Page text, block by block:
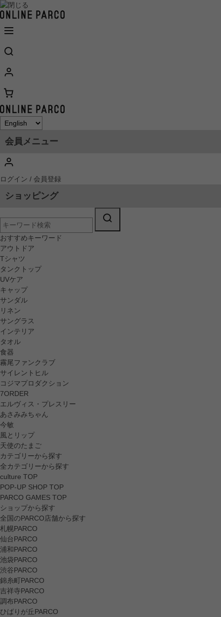
会員メニュー
ログイン / 会員登録
ショッピング
おすすめキーワード
アウトドア
Tシャツ
タンクトップ
UVケア
キャップ
サンダル
リネン
サングラス
インテリア
タオル
食器
霧尾ファンクラブ
サイレントヒル
コジマプロダクション
7ORDER
エルヴィス・プレスリー
あさみみちゃん
今敏
風とリップ
天使のたまご
カテゴリーから探す
全カテゴリーから探す
culture TOP
POP-UP SHOP TOP
PARCO GAMES TOP
ショップから探す
全国のPARCO店舗から探す
札幌PARCO
仙台PARCO
浦和PARCO
池袋PARCO
渋谷PARCO
錦糸町PARCO
吉祥寺PARCO
調布PARCO
ひばりが丘PARCO